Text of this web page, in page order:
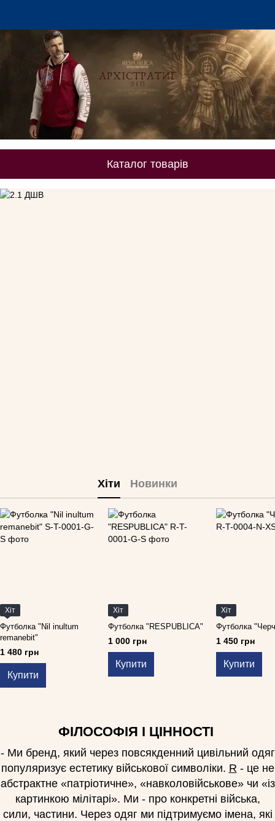
Каталог товарів
Хіти Новинки
Хіт
Футболка "Nil inultum
remanebit"
1 480 грн
Купити
Хіт
Футболка "RESPUBLICA"
1 000 грн
Купити
Хіт
Футболка
1 450 грн
Купити
ФІЛОСОФІЯ І ЦІННОСТІ
- Ми бренд, який через повсякденний цивільний одяг
популяризує естетику військової символіки. R - це не
абстрактне «патріотичне», «навколовійськове» чи «із
картинкою мілітарі». Ми - про конкретні війська,
сили, частини. Через одяг ми підтримуємо імена, які